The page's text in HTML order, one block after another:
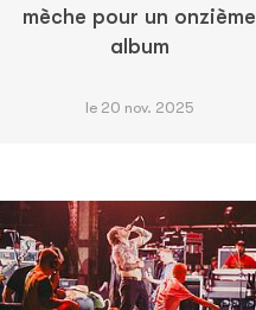
mèche pour un onzième
album
le 20 nov. 2025